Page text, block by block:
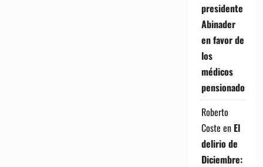
presidente
Abinader
en favor de
los
médicos
pensionados
Roberto
Coste en El
delirio de
Diciembre: